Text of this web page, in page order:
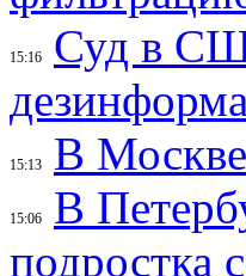
15:16
Суд в
15:13 В Москве
15:06
В
подростка